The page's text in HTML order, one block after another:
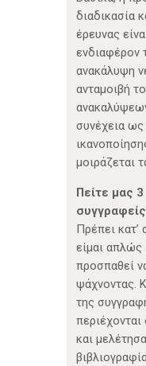
διαδικασία
έρευνας
ενδιαφέρον
ανακάλυψη
ανταμοιβή
συνέχεια ως
μοιράζεται
Πείτε μας 3
Πρέπει κατ’
είμαι
προσπαθεί
ψάχνοντας.
της
και